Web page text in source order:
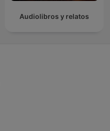
Audiolibros y relatos